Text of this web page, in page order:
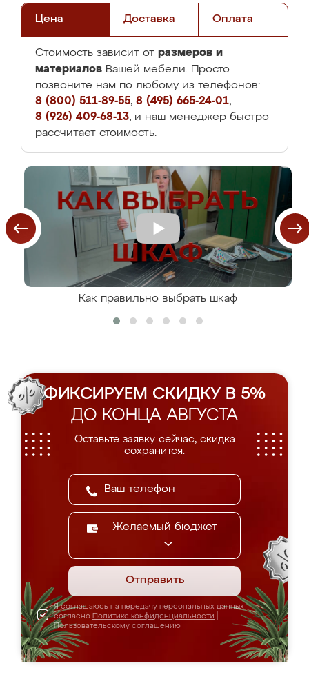
Цена Доставка Оплата
Стоимость зависит от размеров и
материалов Вашей мебели. Просто
позвоните нам по любому из телефонов:
8 (800) 511-89-55, 8 (495) 665-24-01,
8 (926) 409-68-13, и наш менеджер быстро
рассчитает стоимость.
Как правильно выбрать шкаф
ФИКСИРУЕМ СКИДКУ В 5%
ДО КОНЦА АВГУСТА
Оставьте заявку сейчас, скидка
сохранится.
Желаемый бюджет
Отправить
Я соглашаюсь на передачу персональных данных
согласно Политике конфиденциальности
Пользовательскому соглашению